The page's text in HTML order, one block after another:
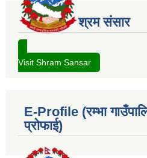
श्रम संसार
Visit Shram Sansar
E-Profile (रम्भा
प्रोफाई)